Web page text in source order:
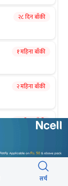
२८ दिन बाँकी
१ महिना बाँकी
२ महिना बाँकी
२ महिना बाँकी
२ महिना बाँकी
सर्च